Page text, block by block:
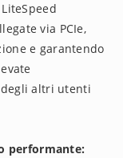
via PCIe,
e garantendo
altri utenti
performante: